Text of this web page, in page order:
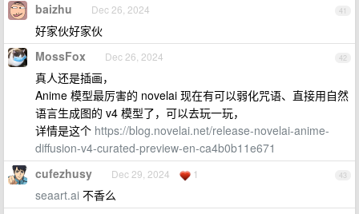
41
baizhu Dec 26, 2024
好家伙好家伙
42
MossFox Dec 26, 2024
真人还是插画，
Anime 模型最厉害的 novelai 现在有可以弱化咒语、直接用自然
语言生成图的 v4 模型了，可以去玩一玩，
详情是这个 https://blog.novelai.net/release-novelai-anime-
diffusion-v4-curated-preview-en-ca4b0b11e671
43
cufezhusy Dec 29, 2024 1
seaart.ai 不香么